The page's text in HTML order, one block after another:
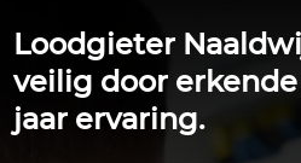
Loodgieter
veilig door
jaar ervaring.